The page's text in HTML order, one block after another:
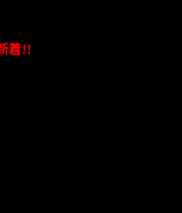
着!!